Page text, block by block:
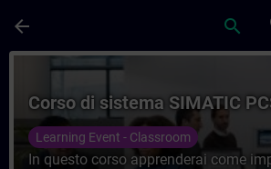
arrow_back search
Curso - Corso di sistema
Corso di sistema SIMATIC
Learning Event - Classroom
In questo corso apprenderai come